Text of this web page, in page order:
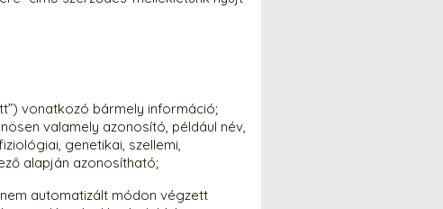
vonatkozó bármely információ;
valamely azonosító, például név,
genetikai, szellemi,
alapján azonosítható;
automatizált módon végzett